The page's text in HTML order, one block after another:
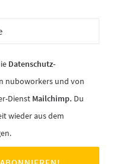
Datenschutz-
nuboworkers und von
Dienst Mailchimp. Du
wieder aus dem